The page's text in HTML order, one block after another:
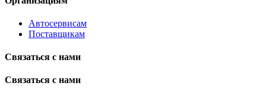
Автосервисам
Поставщикам
Связаться с нами
Связаться с нами